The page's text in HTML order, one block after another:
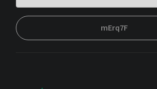
mErq7F